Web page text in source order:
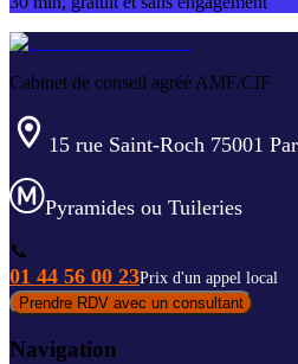
Cabinet de conseil agréé AMF/CIF
15 rue Saint-Roch 75001
Pyramides ou Tuileries
📞
01 44 56 00 23Prix d'un appel local
Prendre RDV avec un consultant
Navigation